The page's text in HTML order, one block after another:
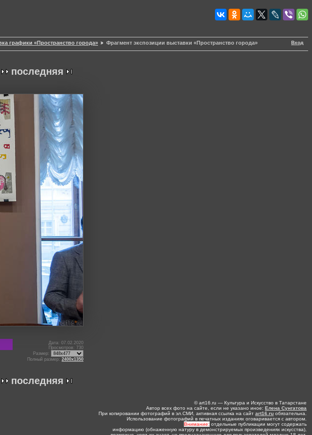
Вход
графики «Пространство города» Фрагмент экспозиции выставки «Пространство города»
последняя
Дата: 07.02.2020
Просмотров: 730
Размер:
Полный размер: 2400x1350
последняя
© art16.ru — Культура и Искусство в Татарстане
Автор всех фото на сайте, если не указано иное: Елена Сунгатова
При копировании фотографий в эл.СМИ, активная ссылка на сайт art16.ru обязательна.
Использование фотографий в печатных изданиях оговаривается с автором.
Внимание: отдельные публикации могут содержать
информацию (обнаженную натуру в демонстрируемых произведениях искусства),